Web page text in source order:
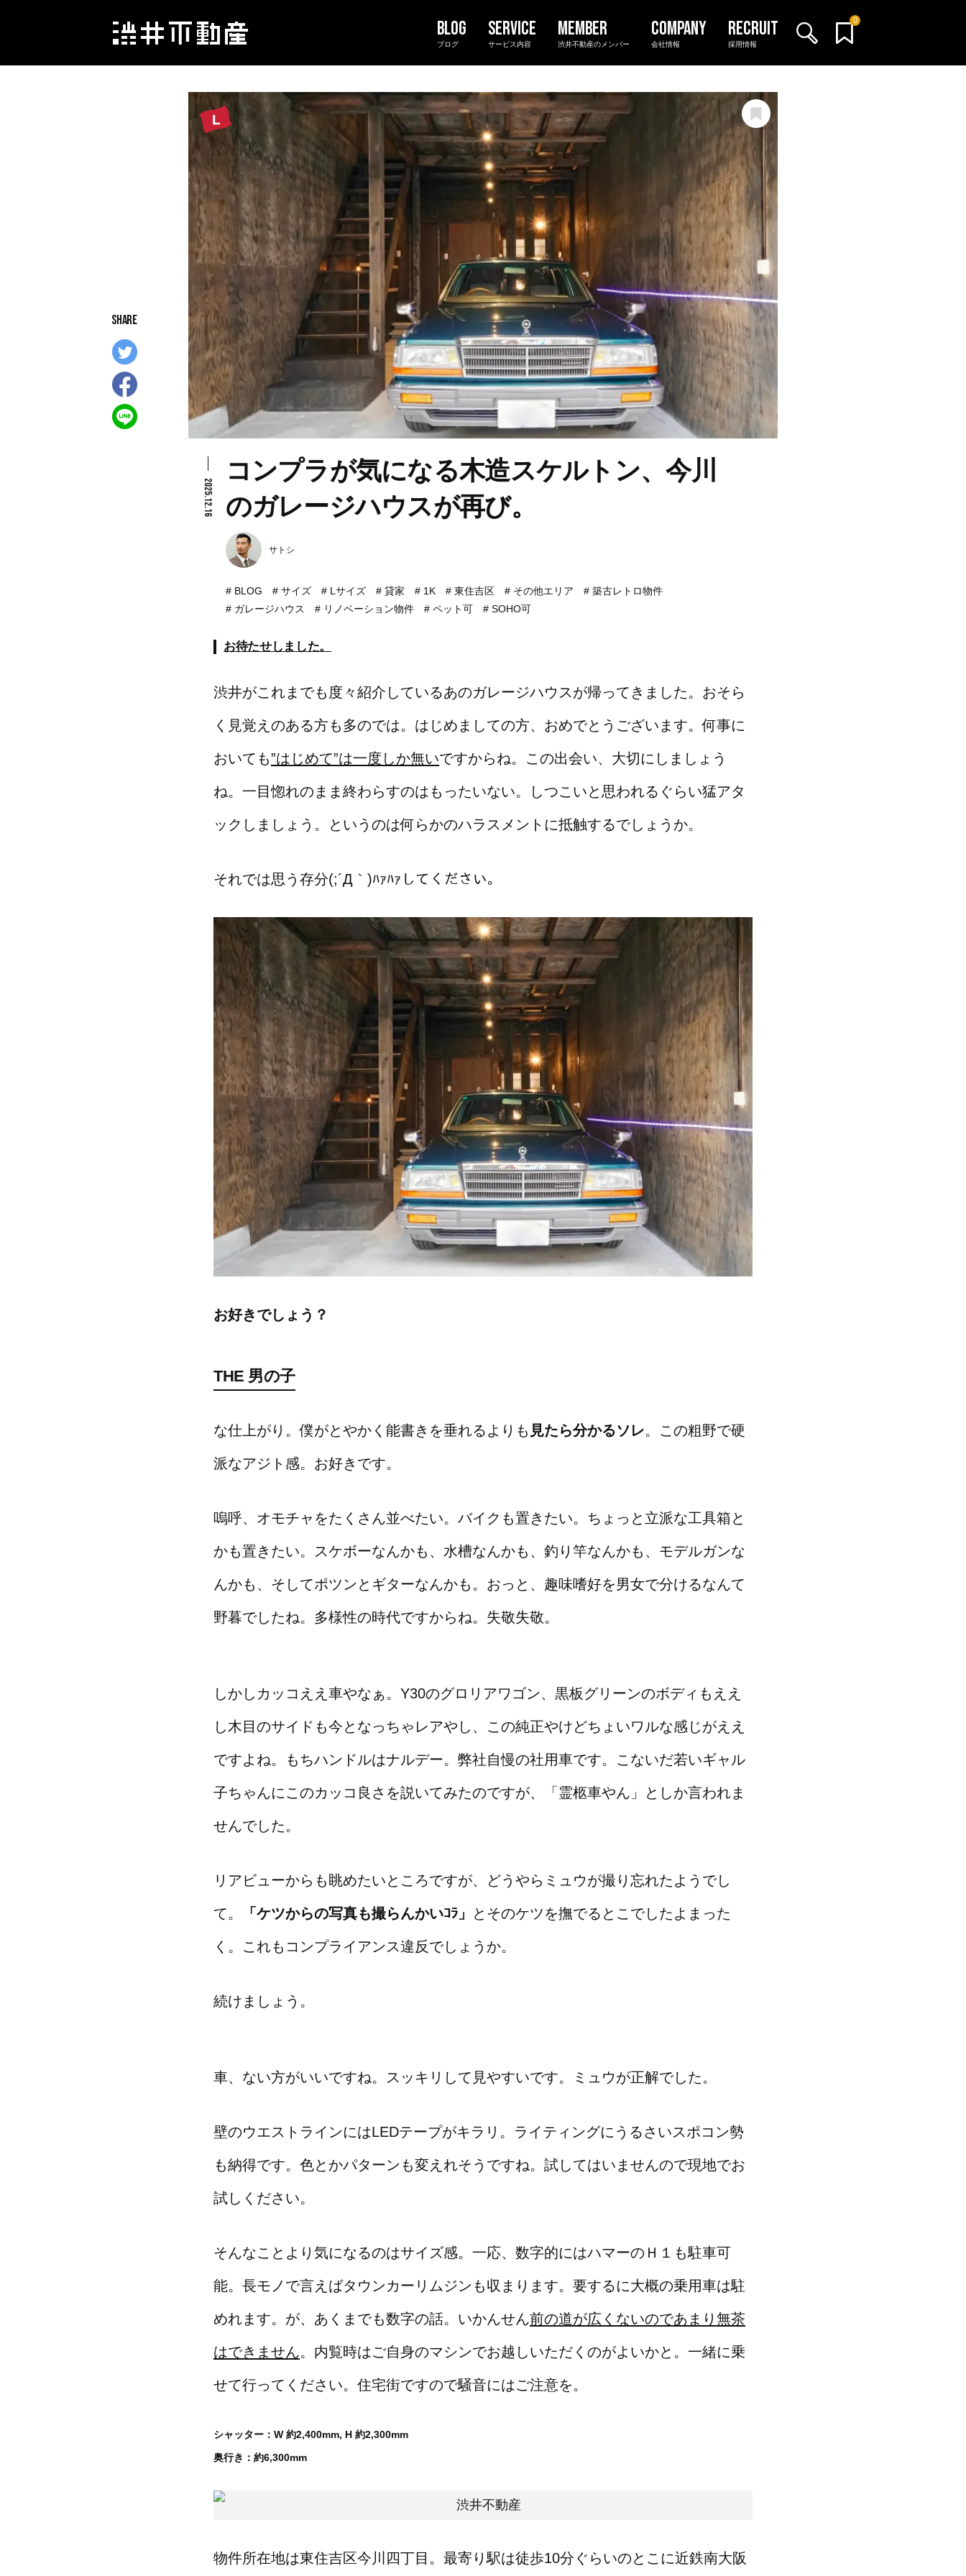
0
ブログ サービス内容 渋井不動産のメンバー 会社情報 採用情報
2025.12.16
コンプラが気になる木造スケルトン、今川
のガレージハウスが再び。
サトシ
BLOG サイズ Lサイズ 貸家 1K 東住吉区 その他エリア
築古レトロ物件
ガレージハウス
リノベーション物件 ペット可 SOHO可
お待たせしました。
渋井がこれまでも度々紹介しているあのガレージハウスが帰ってきました。おそら
く見覚えのある方も多のでは。はじめましての方、おめでとうございます。何事に
おいても”はじめて”は一度しか無いですからね。この出会い、大切にしましょう
ね。一目惚れのまま終わらすのはもったいない。しつこいと思われるぐらい猛アタ
ックしましょう。というのは何らかのハラスメントに抵触するでしょうか。
それでは思う存分(;´Д｀)ﾊｧﾊｧしてください。
お好きでしょう？
THE 男の子
な仕上がり。僕がとやかく能書きを垂れるよりも 見たら分かるソレ。この粗野で硬
派なアジト感。お好きです。
嗚呼、オモチャをたくさん並べたい。バイクも置きたい。ちょっと立派な工具箱と
かも置きたい。スケボーなんかも、水槽なんかも、釣り竿なんかも、モデルガンな
んかも、そしてポツンとギターなんかも。おっと、趣味嗜好を男女で分けるなんて
野暮でしたね。多様性の時代ですからね。失敬失敬。
しかしカッコええ車やなぁ。Y30のグロリアワゴン、黒板グリーンのボディもええ
し木目のサイドも今となっちゃレアやし、この純正やけどちょいワルな感じがええ
ですよね。もちハンドルはナルデー。弊社自慢の社用車です。こないだ若いギャル
子ちゃんにこのカッコ良さを説いてみたのですが、「霊柩車やん」としか言われま
せんでした。
リアビューからも眺めたいところですが、どうやらミュウが撮り忘れたようでし
て。 「ケツからの写真も撮らんかいｺﾗ」 とそのケツを撫でるとこでしたよまった
く。これもコンプライアンス違反でしょうか。
続けましょう。
車、ない方がいいですね。スッキリして見やすいです。ミュウが正解でした。
壁のウエストラインにはLEDテープがキラリ。ライティングにうるさいスポコン勢
も納得です。色とかパターンも変えれそうですね。試してはいませんので現地でお
試しください。
そんなことより気になるのはサイズ感。一応、数字的にはハマーのＨ１も駐車可
能。長モノで言えばタウンカーリムジンも収まります。要するに大概の乗用車は駐
めれます。が、あくまでも数字の話。いかんせん前の道が広くないのであまり無茶
はできません。内覧時はご自身のマシンでお越しいただくのがよいかと。一緒に乗
せて行ってください。住宅街ですので騒音にはご注意を。
シャッター：W 約2,400mm, H 約2,300mm
奥行き：約6,300mm
物件所在地は東住吉区今川四丁目。最寄り駅は徒歩10分ぐらいのとこに近鉄南大阪